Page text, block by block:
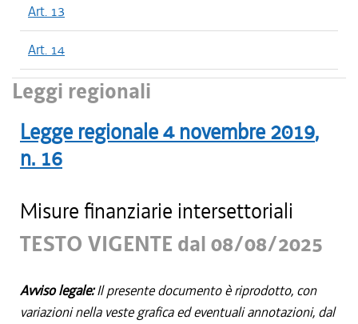
Art. 13
Art. 14
Leggi regionali
Legge regionale4 novembre 2019,
n. 16
Misure finanziarie intersettoriali
TESTO VIGENTE dal 08/08/2025
Avviso legale:Il presente documento è riprodotto, con
variazioni nella veste grafica ed eventuali annotazioni, dal